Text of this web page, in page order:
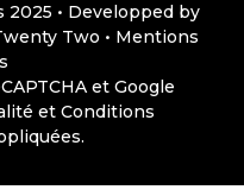
• Developped by
Two • Mentions
et Google
et Conditions